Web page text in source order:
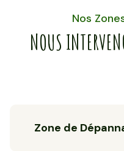
Nos
NOUS
Zone de